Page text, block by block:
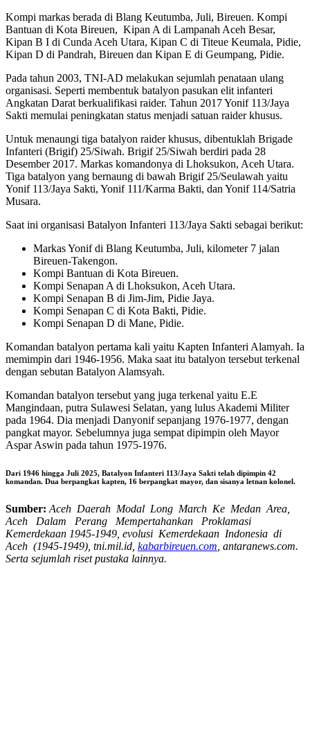
Kompi markas berada di Blang Keutumba, Juli, Bireuen. Kompi
Bantuan di Kota Bireuen, Kipan A di Lampanah Aceh Besar,
Kipan B I di Cunda Aceh Utara, Kipan C di Titeue Keumala, Pidie,
Kipan D di Pandrah, Bireuen dan Kipan E di Geumpang, Pidie.
Pada tahun 2003, TNI-AD melakukan sejumlah penataan ulang
organisasi. Seperti membentuk batalyon pasukan elit infanteri
Angkatan Darat berkualifikasi raider. Tahun 2017 Yonif 113/Jaya
Sakti memulai peningkatan status menjadi satuan raider khusus.
Untuk menaungi tiga batalyon raider khusus, dibentuklah Brigade
Infanteri (Brigif) 25/Siwah. Brigif 25/Siwah berdiri pada 28
Desember 2017. Markas komandonya di Lhoksukon, Aceh Utara.
Tiga batalyon yang bernaung di bawah Brigif 25/Seulawah yaitu
Yonif 113/Jaya Sakti, Yonif 111/Karma Bakti, dan Yonif 114/Satria
Musara.
Saat ini organisasi Batalyon Infanteri 113/Jaya Sakti sebagai berikut:
Markas Yonif di Blang Keutumba, Juli, kilometer 7 jalan
Bireuen-Takengon.
Kompi Bantuan di Kota Bireuen.
Kompi Senapan A di Lhoksukon, Aceh Utara.
Kompi Senapan B di Jim-Jim, Pidie Jaya.
Kompi Senapan C di Kota Bakti, Pidie.
Kompi Senapan D di Mane, Pidie.
Komandan batalyon pertama kali yaitu Kapten Infanteri Alamyah. Ia
memimpin dari 1946-1956. Maka saat itu batalyon tersebut terkenal
dengan sebutan Batalyon Alamsyah.
Komandan batalyon tersebut yang juga terkenal yaitu E.E
Mangindaan, putra Sulawesi Selatan, yang lulus Akademi Militer
pada 1964. Dia menjadi Danyonif sepanjang 1976-1977, dengan
pangkat mayor. Sebelumnya juga sempat dipimpin oleh Mayor
Aspar Aswin pada tahun 1975-1976.
Dari 1946 hingga Juli 2025, Batalyon Infanteri 113/Jaya Sakti telah dipimpin 42
komandan. Dua berpangkat kapten, 16 berpangkat mayor, dan sisanya letnan kolonel.
Sumber: Aceh Daerah Modal Long March Ke Medan Area,
Aceh Dalam Perang Mempertahankan Proklamasi
Kemerdekaan 1945-1949, evolusi Kemerdekaan Indonesia di
Aceh (1945-1949), tni.mil.id, kabarbireuen.com , antaranews.com.
Serta sejumlah riset pustaka lainnya.